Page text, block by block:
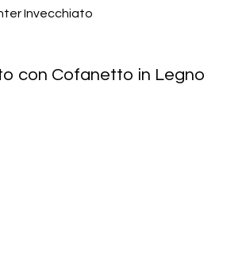
con Cofanetto in Legno